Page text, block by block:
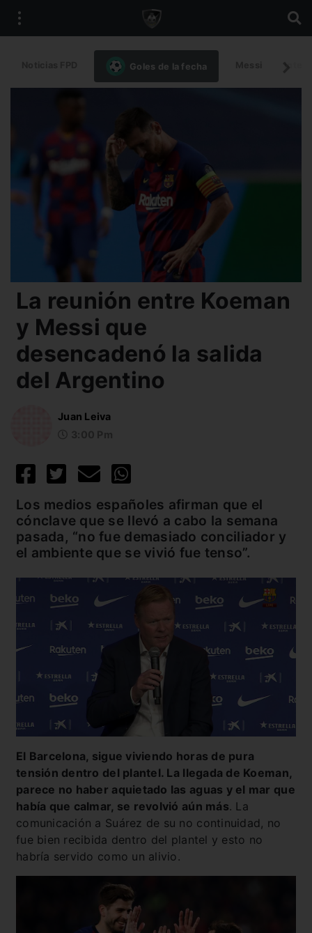
Goles de la fecha
La reunión entre Koeman
y Messi que
desencadenó la salida
del Argentino
Juan Leiva
Los medios españoles afirman que el
cónclave que se llevó a cabo la semana
pasada, “no fue demasiado conciliador y
el ambiente que se vivió fue tenso”.
El Barcelona, sigue viviendo horas de pura
tensión dentro del plantel. La llegada de Koeman,
parece no haber aquietado las aguas y el mar que
había que calmar, se revolvió aún más. La
comunicación a Suárez de su no continuidad, no
fue bien recibida dentro del plantel y esto no
habría servido como un alivio.